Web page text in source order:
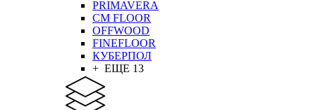
PRIMAVERA
CM FLOOR
OFFWOOD
FINEFLOOR
КУБЕРПОЛ
+ ЕЩЕ 13